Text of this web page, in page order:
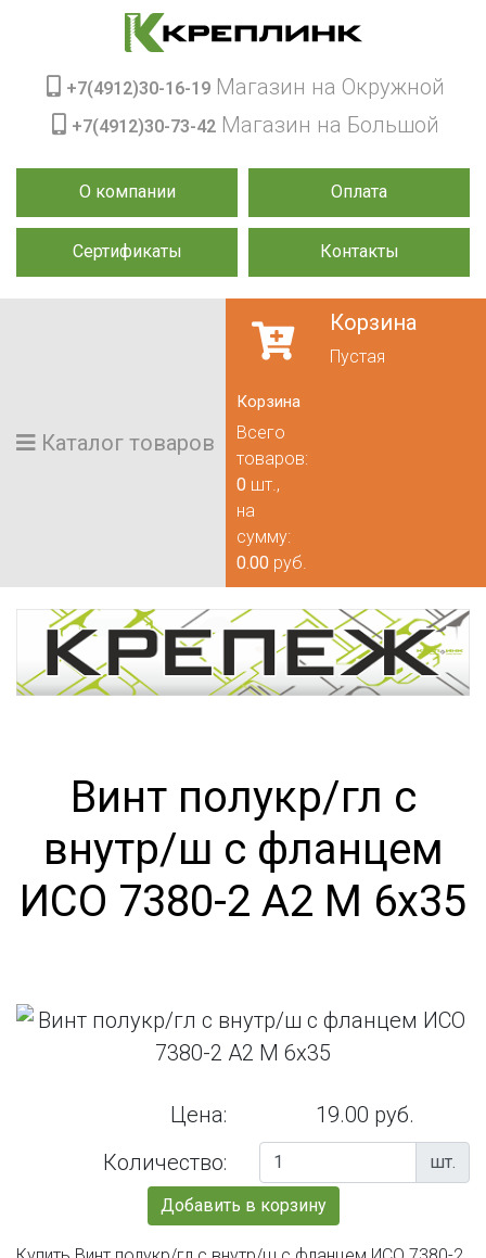
О компании Оплата
Сертификаты Контакты
+7(4912)30-16-19 Магазин на Окружной
+7(4912)30-73-42 Магазин на Большой
Каталог товаров
Корзина
Пустая
Корзина
Всего
товаров:
0 шт.,
на
сумму:
0.00 руб.
Винт полукр/гл с
внутр/ш с фланцем
ИСО 7380-2 А2 М 6х35
Цена:
19.00 руб.
Количество:
шт.
Добавить в корзину